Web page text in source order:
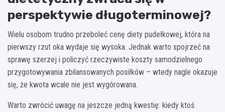
perspektywie długoterminowej?
Wielu osobom trudno przeboleć cenę diety pudełkowej, która na
pierwszy rzut oka wydaje się wysoka. Jednak warto spojrzeć na
sprawę szerzej i policzyć rzeczywiste koszty samodzielnego
przygotowywania zbilansowanych posiłków – wtedy nagle okazuje
się, że kwota wcale nie jest wygórowana.
Warto zwrócić uwagę na jeszcze jedną kwestię: kiedy ktoś